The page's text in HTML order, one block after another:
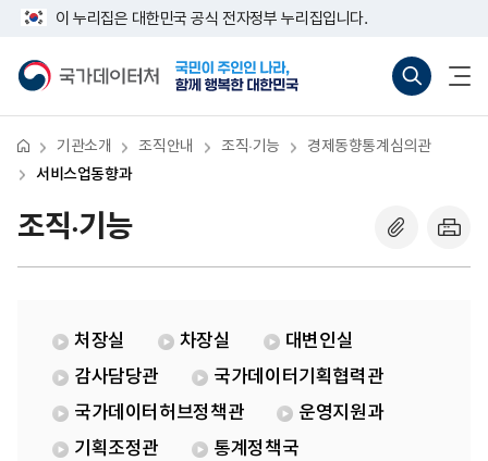
뛰
이 누리집은 대한민국 공식 전자정부 누리집입니다.
터
바
(새
기)
열
기관소개 조직안내 조직·기능 경제동향통계심의관
서비스업동향과
조직·기능
처장실 차장실
대변인실
감사담당관
국가데이터기획협력관
국가데이터허브정책관
운영지원과
기획조정관
통계정책국
과